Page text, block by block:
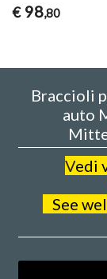
€ 98,80
Braccioli
auto
Vedi
See